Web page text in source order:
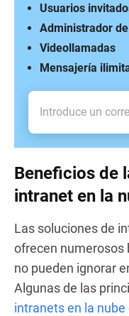
Mensajería
Videollamadas
Administrador
Usuarios
Beneficios de
intranet en la
Las soluciones de
ofrecen numerosos
no pueden ignorar
Algunas de las
intranets en la nube